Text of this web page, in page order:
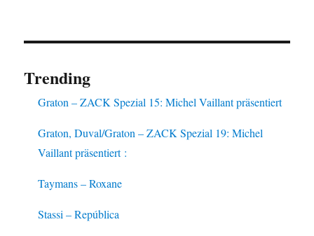
Trending
Graton – ZACK Spezial 15: Michel Vaillant präsentiert
Graton, Duval/Graton – ZACK Spezial 19: Michel
Vaillant präsentiert :
Taymans – Roxane
Stassi – República